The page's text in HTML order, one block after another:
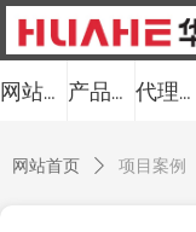
网站首页 产品中心 代理品牌
网站首页 ꄲ 项目案例